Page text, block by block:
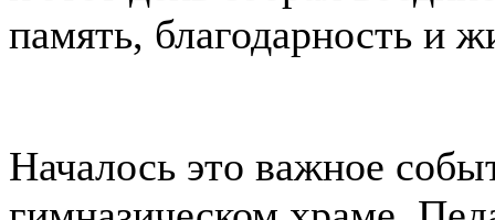
память, благодарность и
Началось это важное